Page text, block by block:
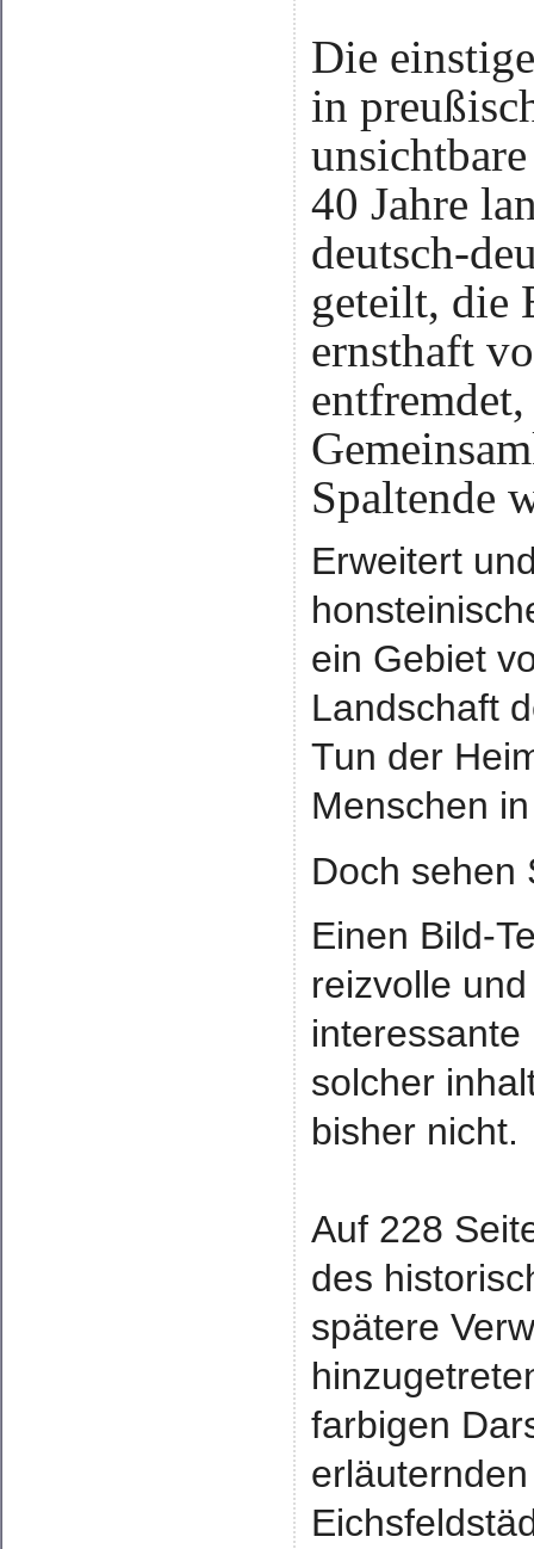
Die
in
40 Jahre
deutsch-
geteilt, die
ernsthaft
Spaltende
Erweitert
ein Gebiet
Landschaft
Tun der
Menschen
Doch sehen
Einen Bild-
reizvolle
solcher
bisher nicht.
Auf 228
des
spätere
farbigen